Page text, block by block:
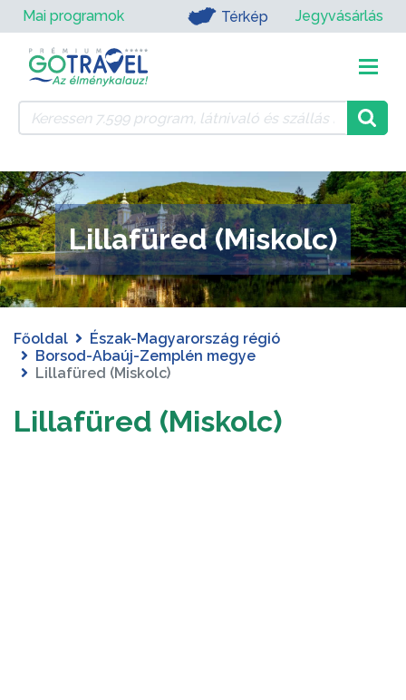
Mai programok Térkép Jegyvásárlás
Lillafüred (Miskolc)
Főoldal
Észak-Magyarország régió
Borsod-Abaúj-Zemplén megye
Lillafüred (Miskolc)
Lillafüred (Miskolc)